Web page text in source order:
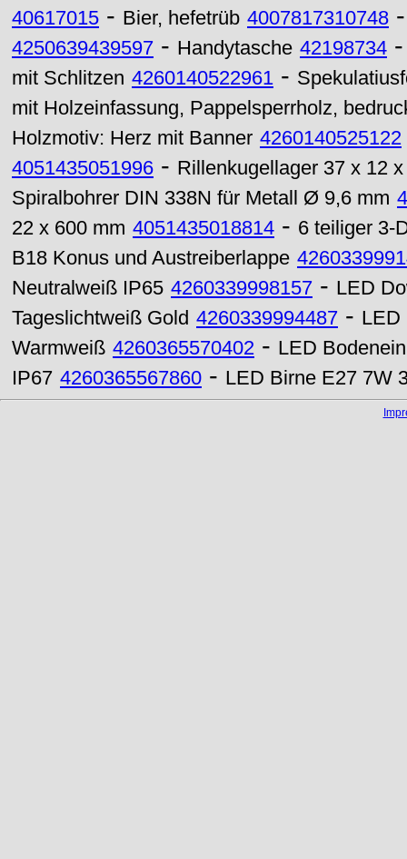
40617015 - Bier, hefetrüb 4007817310748
4250639439597 - Handytasche 42198734
mit Schlitzen 4260140522961 -
mit Holzeinfassung, Pappelsperrholz,
Holzmotiv: Herz mit Banner 4260140525122
4051435051996 - Rillenkugellager 37 x 12
Spiralbohrer DIN 338N für Metall Ø 9,6 mm
22 x 600 mm 4051435018814 - 6 teiliger 3-
B18 Konus und Austreiberlappe
Neutralweiß IP65 4260339998157 - LED
Tageslichtweiß Gold 4260339994487 - LED
Warmweiß 4260365570402 - LED
IP67 4260365567860 - LED Birne E27 7W